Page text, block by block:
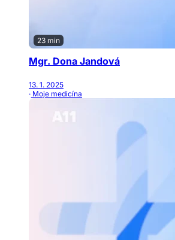
23 min
Mgr. Dona Jandová
13. 1. 2025
· Moje medicína